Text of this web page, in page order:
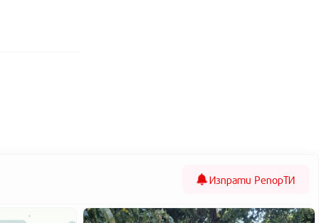
Изпрати РепорТИ